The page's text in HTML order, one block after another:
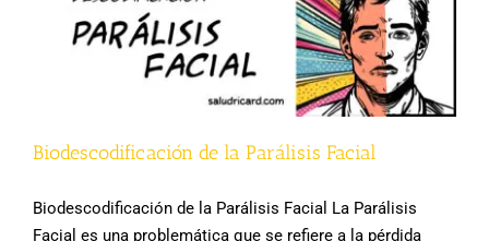
Biodescodificación de la Parálisis Facial
Biodescodificación de la Parálisis Facial La Parálisis
Facial es una problemática que se refiere a la pérdida